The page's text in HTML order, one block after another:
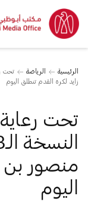
الرئيسية الرياضة
زايد لكرة القدم تنطلق اليوم
تحت
منصور بن
اليوم